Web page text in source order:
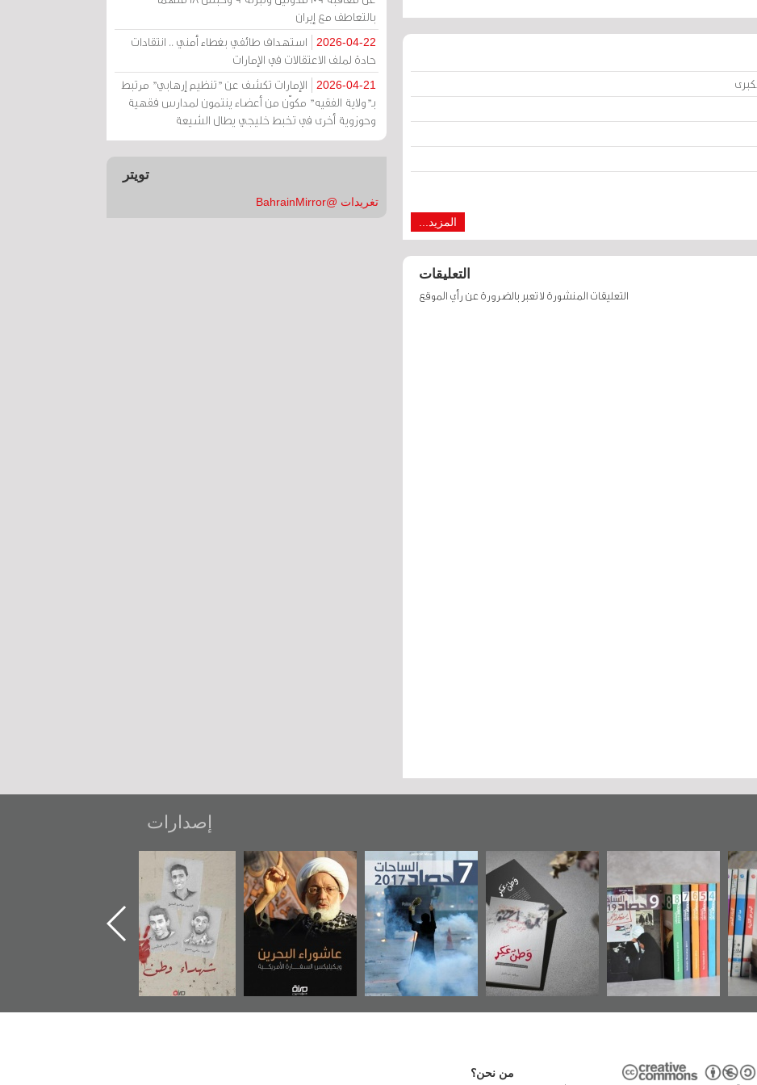
المزيد...
التعليقات
التعليقات المنشورة لا تعبر بالضرورة عن رأي الموقع
بالتعاطف مع إيران
2026-04-22
استهداف طائفي بغطاء أمني .. انتقادات
حادة لملف الاعتقالات في الإمارات
2026-04-21
الإمارات تكشف عن "تنظيم إرهابي" مرتبط
بـ"ولاية الفقيه" مكوّن من أعضاء ينتمون لمدارس فقهية
وحوزوية أخرى في تخبط خليجي يطال الشيعة
تويتر
تغريدات @BahrainMirror
إصدارات
جديدة لمعتقل
عسكري تصدر عن
«مرآة البحرين»
حصاد 2017
عاشوراء البحرين...
ويكيليكس السفارة
الأمريكية
شهداء وطن
«جَوْ»: رواية
المعتقل جهاد
من نحن؟